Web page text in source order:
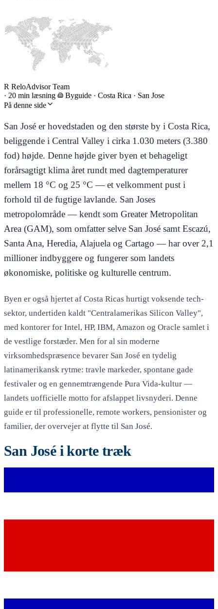
R ReloAdvisor Team
· 20 min læsning Byguide · Costa Rica · San Jose
På denne side
San José er hovedstaden og den største by i Costa Rica,
beliggende i Central Valley i cirka 1.030 meters (3.380
fod) højde. Denne højde giver byen et behageligt
forårsagtigt klima året rundt med dagtemperaturer
mellem 18 °C og 25 °C — et velkomment pust i
forhold til de fugtige lavlande. San Joses
metropolområde — kendt som Greater Metropolitan
Area (GAM), som omfatter selve San José samt Escazú,
Santa Ana, Heredia, Alajuela og Cartago — har over 2,1
millioner indbyggere og fungerer som landets
økonomiske, politiske og kulturelle centrum.
Byen er også hjertet af Costa Ricas hurtigt voksende tech-
sektor, undertiden kaldt "Centralamerikas Silicon Valley",
med kontorer for Intel, HP, IBM, Amazon og Oracle samlet i
de vestlige forstæder. Men for al sin moderne
virksomhedspræsence bevarer San José en tydelig
latinamerikansk rytme: travle markeder, spontane gade
festivaler og en gennemtrængende Pura Vida-kultur —
landets uofficielle motto for afslappet livsnyderi. Denne
guide er til professionelle, remote workers, pensionister og
familier, der overvejer at flytte til San José.
San José i korte træk